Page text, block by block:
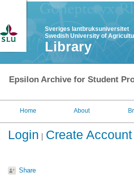
Sveriges lantbruksuniversitet
Swedish University of
Library
Epsilon Archive for Student
Home About
Login Create Account
Share